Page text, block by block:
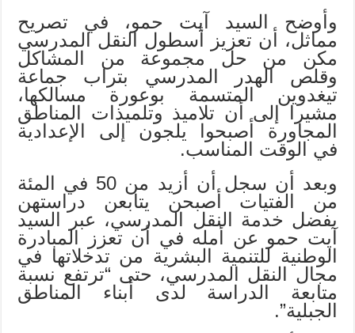
وأوضح السيد آيت حمو، في تصريح
مماثل، أن تعزيز أسطول النقل المدرسي
مكن من حل مجموعة من المشاكل
وقلص الهدر المدرسي بتراب جماعة
تيغدوين المتسمة بوعورة مسالكها،
مشيرا إلى أن تلاميذ وتلميذات المناطق
المجاورة أصبحوا يلجون إلى الإعدادية
في الوقت المناسب.
وبعد أن سجل أن أزيد من 50 في المئة
من الفتيات أصبحن يتابعن دراستهن
بفضل خدمة النقل المدرسي، عبر السيد
آيت حمو عن أمله في أن تعزز المبادرة
الوطنية للتنمية البشرية من تدخلاتها في
مجال النقل المدرسي، حتى “ترتفع نسبة
متابعة الدراسة لدى أبناء المناطق
الجبلية”.